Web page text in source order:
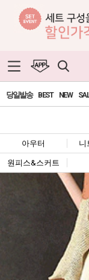
당일발송 BEST NEW
아우터 니
원피스&스커트